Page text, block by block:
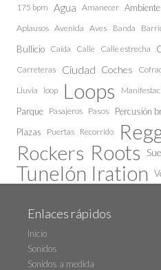
175 bpm Agua Amanecer Ambiente
Aplausos Avenida Aves Banda
Bullicio Caida Calle Calle estrecha
Carreteras Ciudad Coches
Lluvia loop Loops
Parque Pasajeros Pasos Percusión
Plazas Puertas Recorrido
Rockers Roots
Tunelón Iration
Enlaces rápidos
Inicio
Sonidos
Sonidos a medida